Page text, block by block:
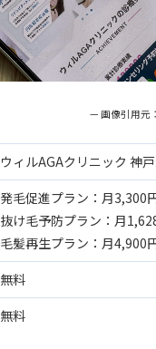
— 画像引用元：
ウィルAGAクリニック 神
発毛促進プラン：月3,300
抜け毛予防プラン：月
毛髪再生プラン：月4,900
無料
無料